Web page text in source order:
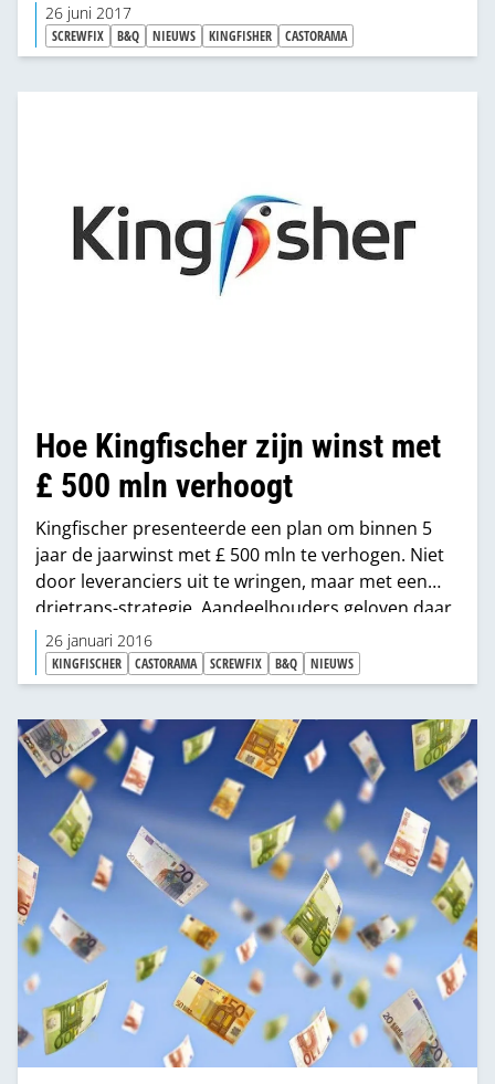
26 juni 2017
SCREWFIX B&Q NIEUWS KINGFISHER CASTORAMA
Hoe Kingfischer zijn winst met
£ 500 mln verhoogt
Kingfischer presenteerde een plan om binnen 5
jaar de jaarwinst met £ 500 mln te verhogen. Niet
door leveranciers uit te wringen, maar met een
drietraps-strategie. Aandeelhouders geloven daar
trouwens niets van...
26 januari 2016
KINGFISCHER CASTORAMA SCREWFIX B&Q NIEUWS